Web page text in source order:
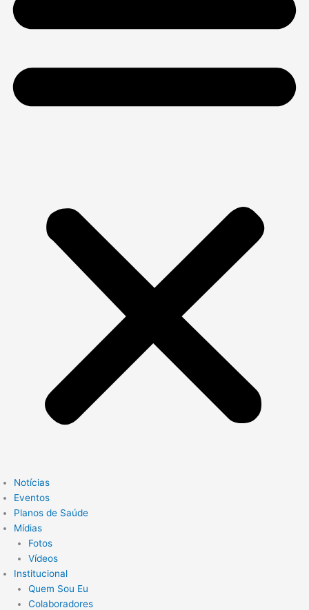
Notícias
Eventos
Planos de Saúde
Mídias
Fotos
Vídeos
Institucional
Quem Sou Eu
Colaboradores